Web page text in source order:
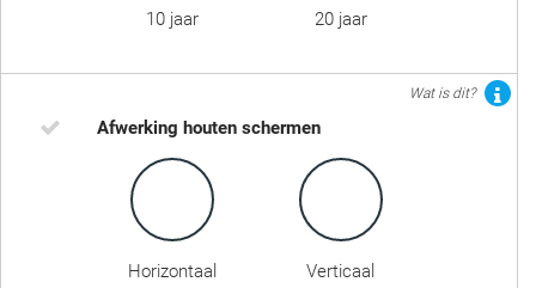
10 jaar
20 jaar
Wat is dit?
Afwerking houten schermen
Horizontaal Verticaal